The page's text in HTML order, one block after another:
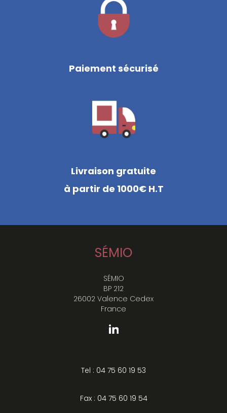
Paiement sécurisé
Livraison gratuite
à partir de 1000€ H.T
SÉMIO
SÉMIO
BP 212
26002 Valence Cedex
France
Tel : 04 75 60 19 53
Fax : 04 75 60 19 54